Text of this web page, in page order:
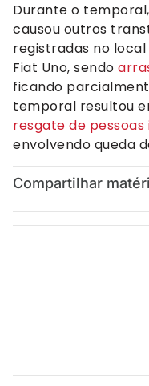
Durante o
causou outros
registradas no
Fiat Uno, sendo
ficando
temporal resultou
resgate de pessoas
envolvendo queda
Compartilhar